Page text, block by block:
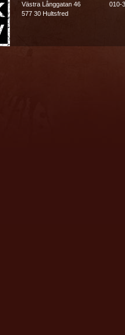
Västra Långgatan 46
577 30 Hultsfred
010-